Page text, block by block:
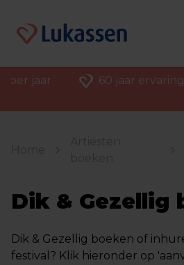
per jaar 60 jaar
Dik & Gezellig
Dik & Gezellig boeken of
festival? Klik hieronder op